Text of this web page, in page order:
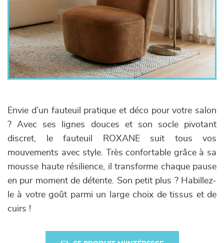
Envie d’un fauteuil pratique et déco pour votre salon
? Avec ses lignes douces et son socle pivotant
discret, le fauteuil ROXANE suit tous vos
mouvements avec style. Très confortable grâce à sa
mousse haute résilience, il transforme chaque pause
en pur moment de détente. Son petit plus ? Habillez-
le à votre goût parmi un large choix de tissus et de
cuirs !